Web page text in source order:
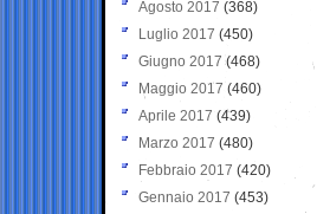
Agosto 2017 (368)
Luglio 2017 (450)
Giugno 2017 (468)
Maggio 2017 (460)
Aprile 2017 (439)
Marzo 2017 (480)
Febbraio 2017 (420)
Gennaio 2017 (453)